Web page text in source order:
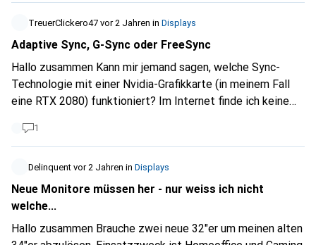
aber nicht prioritär. Herzlichen Dank im Voraus.
TreuerClickero47 vor 2 Jahren in Displays
Adaptive Sync, G-Sync oder FreeSync
Hallo zusammen Kann mir jemand sagen, welche Sync-
Technologie mit einer Nvidia-Grafikkarte (in meinem Fall
eine RTX 2080) funktioniert? Im Internet finde ich keine
Thema.
1
Delinquent vor 2 Jahren in Displays
Neue Monitore müssen her - nur weiss ich nicht
welche...
Hallo zusammen Brauche zwei neue 32"er um meinen alten